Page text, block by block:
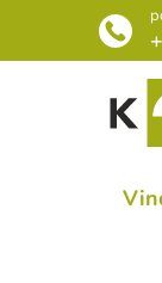
obsah